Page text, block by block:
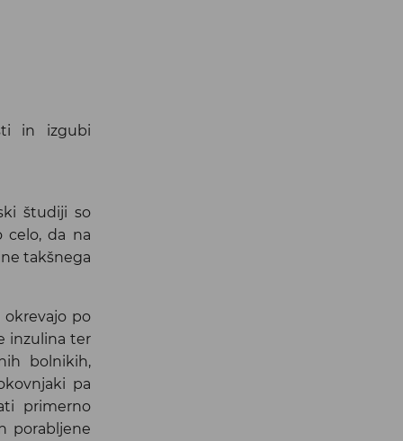
in izgubi
študiji so
celo, da na
takšnega
po
inzulina ter
bolnikih,
pa
primerno
porabljene